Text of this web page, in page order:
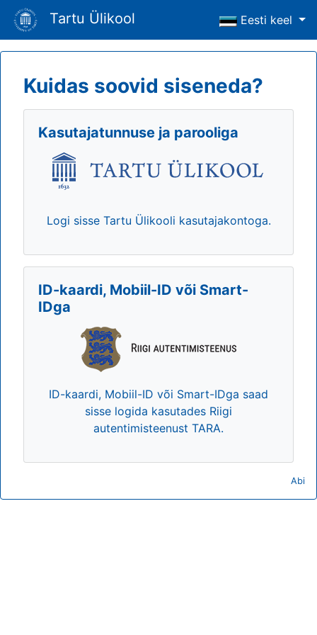
Tartu Ülikool Eesti keel
Kuidas soovid siseneda?
Kasutajatunnuse ja parooliga
Logi sisse Tartu Ülikooli kasutajakontoga.
ID-kaardi, Mobiil-ID või Smart-
IDga
ID-kaardi, Mobiil-ID või Smart-IDga saad
sisse logida kasutades Riigi
autentimisteenust TARA.
Abi